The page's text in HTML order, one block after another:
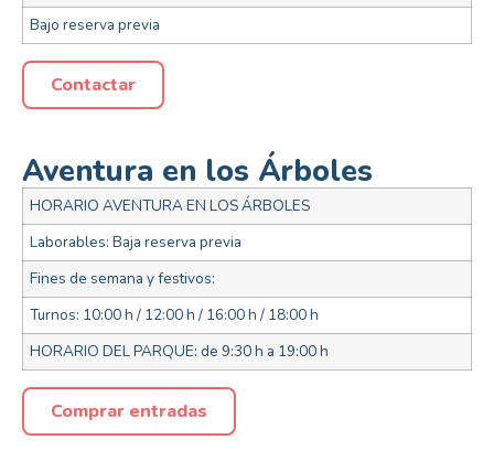
Aventura en los Árboles
HORARIO AVENTURA EN LOS ÁRBOLES
Laborables: Baja reserva previa
Fines de semana y festivos:
Turnos: 10:00 h / 12:00 h / 16:00 h / 18:00 h
HORARIO DEL PARQUE: de 9:30 h a 19:00 h
Comprar entradas
Bajo reserva previa
Contactar